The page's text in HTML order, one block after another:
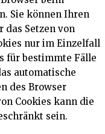
Sie können Ihren
das Setzen von
nur im Einzelfall
für bestimmte Fälle
automatische
des Browser
Cookies kann die
sein.